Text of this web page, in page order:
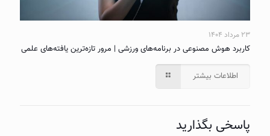
۲۳ مرداد ۱۴۰۴
کاربرد هوش مصنوعی در برنامه‌های ورزشی | مرور تازه‌ترین یافته‌های علمی
اطلاعات بیشتر
پاسخی بگذارید